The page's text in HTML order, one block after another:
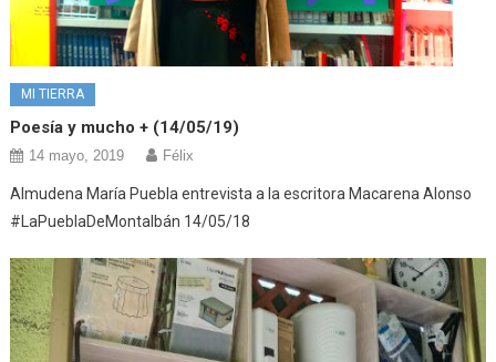
MI TIERRA
Poesía y mucho + (14/05/19)
14 mayo, 2019 Félix
Almudena María Puebla entrevista a la escritora Macarena Alonso
#LaPueblaDeMontalbán 14/05/18